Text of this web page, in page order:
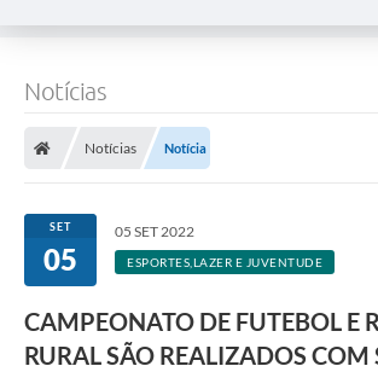
Notícias
Notícias Notícia
SET
05
05 SET 2022
ESPORTES,LAZER E JUVENTUDE
CAMPEONATO DE FUTEBOL E
RURAL SÃO REALIZADOS COM